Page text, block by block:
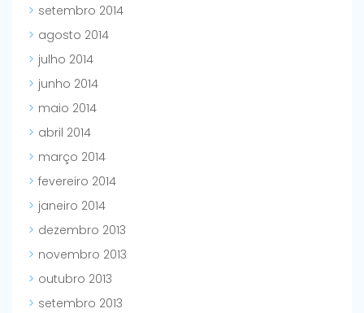
setembro 2014
agosto 2014
julho 2014
junho 2014
maio 2014
abril 2014
março 2014
fevereiro 2014
janeiro 2014
dezembro 2013
novembro 2013
outubro 2013
setembro 2013